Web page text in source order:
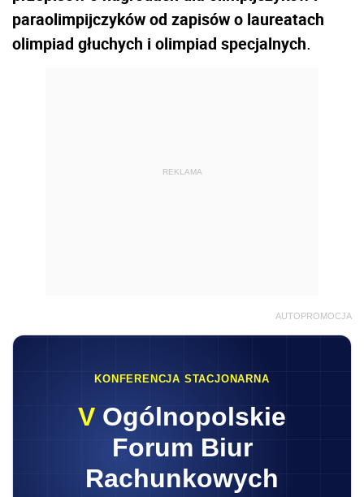
paraolimpijczyków od zapisów o laureatach
olimpiad głuchych i olimpiad specjalnych.
REKLAMA
AUTOPROMOCJA
KONFERENCJA STACJONARNA
V Ogólnopolskie
Forum Biur
Rachunkowych